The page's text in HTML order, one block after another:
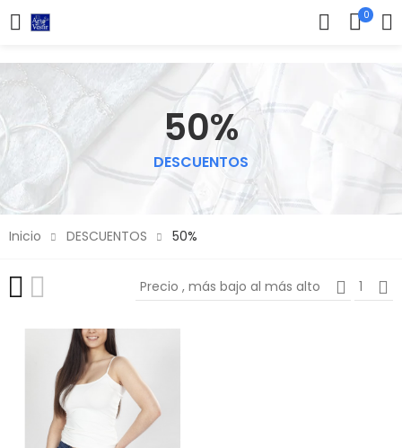
0
50%
DESCUENTOS
Inicio DESCUENTOS 50%
Precio , más bajo al más alto 1